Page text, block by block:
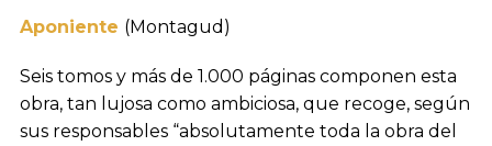
Aponiente (Montagud)
Seis tomos y más de 1.000 páginas componen esta
obra, tan lujosa como ambiciosa, que recoge, según
sus responsables “absolutamente toda la obra del